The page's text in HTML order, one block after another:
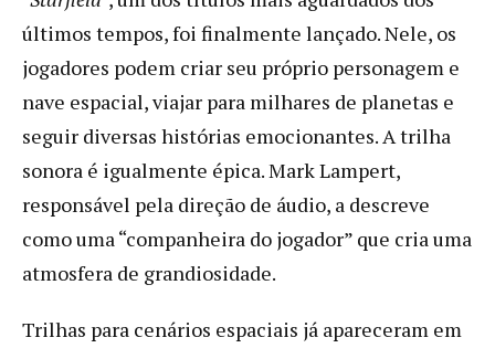
últimos tempos, foi finalmente lançado. Nele, os
jogadores podem criar seu próprio personagem e
nave espacial, viajar para milhares de planetas e
seguir diversas histórias emocionantes. A trilha
sonora é igualmente épica. Mark Lampert,
responsável pela direção de áudio, a descreve
como uma “companheira do jogador” que cria uma
atmosfera de grandiosidade.
Trilhas para cenários espaciais já apareceram em